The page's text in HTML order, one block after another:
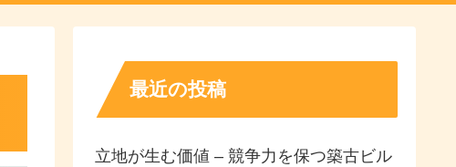
最近の投稿
立地が生む価値 – 競争力を保つ築古ビル